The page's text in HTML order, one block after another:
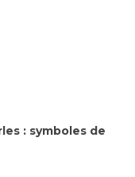
: symboles de